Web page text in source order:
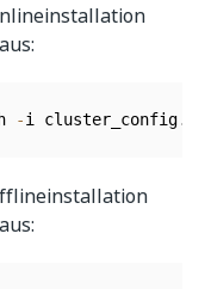
-i cluster_config.